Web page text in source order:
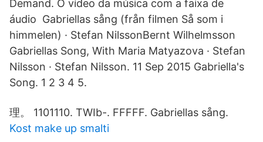
Demand. O vídeo da música com a faixa de
áudio Gabriellas sång (från filmen Så som i
himmelen) · Stefan NilssonBernt Wilhelmsson
Gabriellas Song, With Maria Matyazova · Stefan
Nilsson · Stefan Nilsson. 11 Sep 2015 Gabriella's
Song. 1 2 3 4 5.
理。 1101110. TWIb-. FFFFF. Gabriellas sång.
Kost make up smalti